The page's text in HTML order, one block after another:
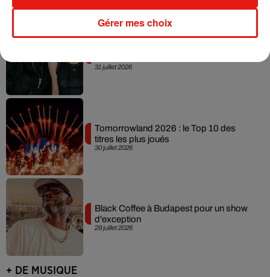
31 juillet 2026
30 juillet 2026
Tomorrowland 2026 : le Top 10 des
titres les plus joués
29 juillet 2026
Black Coffee à Budapest pour un show
d'exception
+ DE MUSIQUE
Gérer mes choix